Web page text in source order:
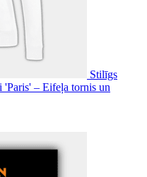
Stilīgs
'Paris' – Eifeļa tornis un